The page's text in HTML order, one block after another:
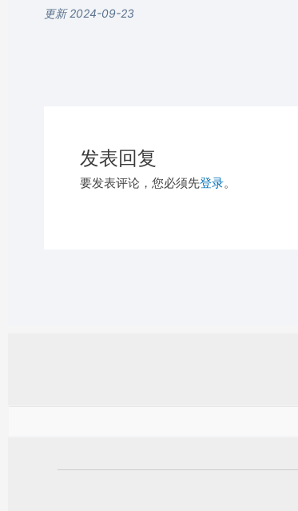
更新 2024-09-23
发表回复
要发表评论，您必须先登录。